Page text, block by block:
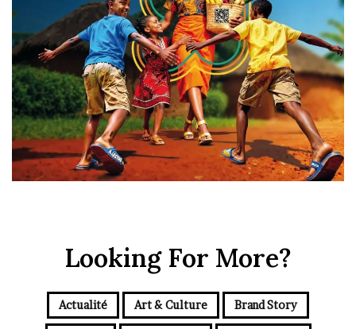
Looking For More?
Actualité Art & Culture Brand Story